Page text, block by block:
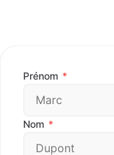
Prénom *
Nom *